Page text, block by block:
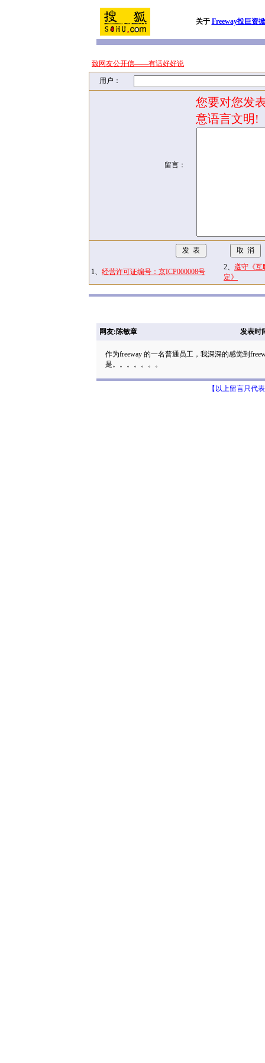
关于 Freeway投巨资
致网友公开信——有话好好说
用户：
留言：
您要对您发
意语言文明!
1、 经营许可证编号：京ICP000008号
2、 遵守《互
定》
网友:陈敏章 发表时
作为freeway 的一名普通员工，我深深的感觉到
是。。。。。。。
【以上留言只代